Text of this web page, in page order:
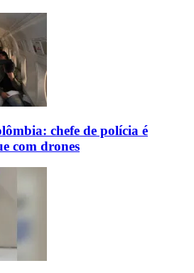
chefe de polícia é
com drones